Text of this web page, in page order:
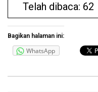
Telah dibaca: 62
Bagikan halaman ini:
WhatsApp